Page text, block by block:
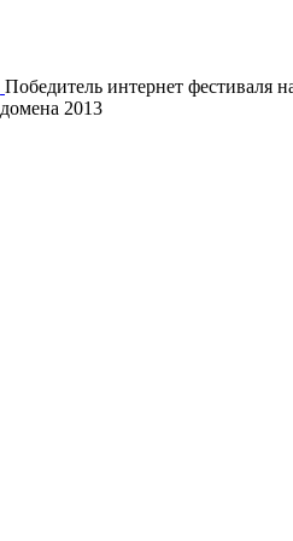
Победитель интернет фестиваля
домена 2013